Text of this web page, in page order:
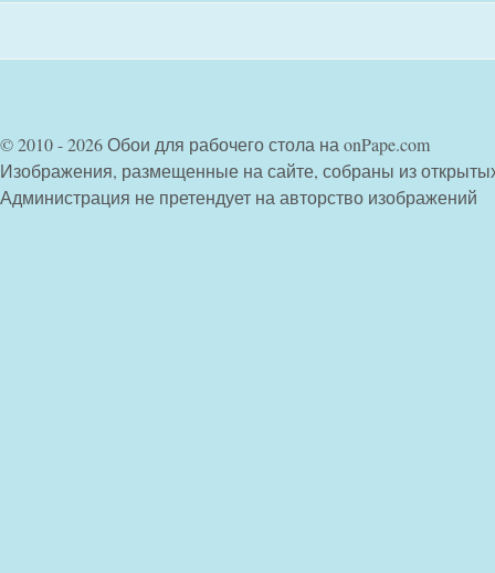
© 2010 - 2026 Обои для рабочего стола на onPape.com
Изображения, размещенные на сайте, собраны из
Администрация не претендует на авторство изображений